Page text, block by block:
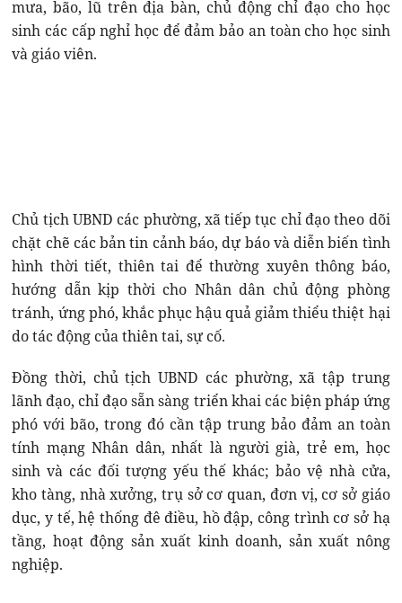
mưa, bão, lũ trên địa bàn, chủ động chỉ đạo cho học
sinh các cấp nghỉ học để đảm bảo an toàn cho học sinh
và giáo viên.
Chủ tịch UBND các phường, xã tiếp tục chỉ đạo theo dõi
chặt chẽ các bản tin cảnh báo, dự báo và diễn biến tình
hình thời tiết, thiên tai để thường xuyên thông báo,
hướng dẫn kịp thời cho Nhân dân chủ động phòng
tránh, ứng phó, khắc phục hậu quả giảm thiểu thiệt hại
do tác động của thiên tai, sự cố.
Đồng thời, chủ tịch UBND các phường, xã tập trung
lãnh đạo, chỉ đạo sẵn sàng triển khai các biện pháp ứng
phó với bão, trong đó cần tập trung bảo đảm an toàn
tính mạng Nhân dân, nhất là người già, trẻ em, học
sinh và các đối tượng yếu thế khác; bảo vệ nhà cửa,
kho tàng, nhà xưởng, trụ sở cơ quan, đơn vị, cơ sở giáo
dục, y tế, hệ thống đê điều, hồ đập, công trình cơ sở hạ
tầng, hoạt động sản xuất kinh doanh, sản xuất nông
nghiệp.